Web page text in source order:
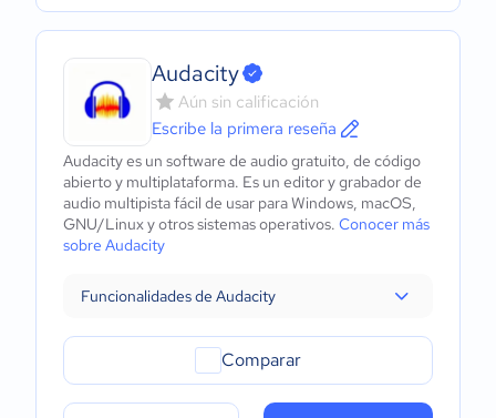
Audacity
Aún sin calificación
Escribe la primera reseña
Audacity es un software de audio gratuito, de código
abierto y multiplataforma. Es un editor y grabador de
audio multipista fácil de usar para Windows, macOS,
GNU/Linux y otros sistemas operativos. Conocer más
sobre Audacity
Funcionalidades de Audacity
Comparar